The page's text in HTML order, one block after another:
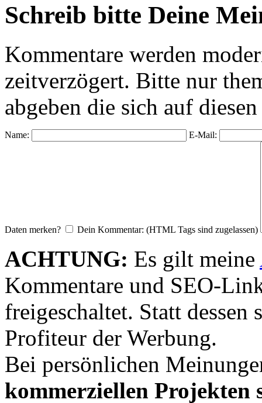
Schreib bitte Deine
Kommentare werden
zeitverzögert. Bitte nur
abgeben die sich auf
Name: E-Mail:
Daten merken? Dein Kommentar: (HTML Tags sind zugelassen)
ACHTUNG: Es gilt meine
Kommentare und SEO-
freigeschaltet. Statt dessen
Profiteur der Werbung.
Bei persönlichen
kommerziellen Projekten